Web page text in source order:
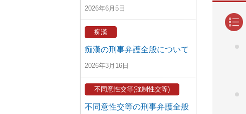
2026年6月5日
痴漢
痴漢の刑事弁護全般について
2026年3月16日
不同意性交等(強制性交等)
不同意性交等の刑事弁護全般